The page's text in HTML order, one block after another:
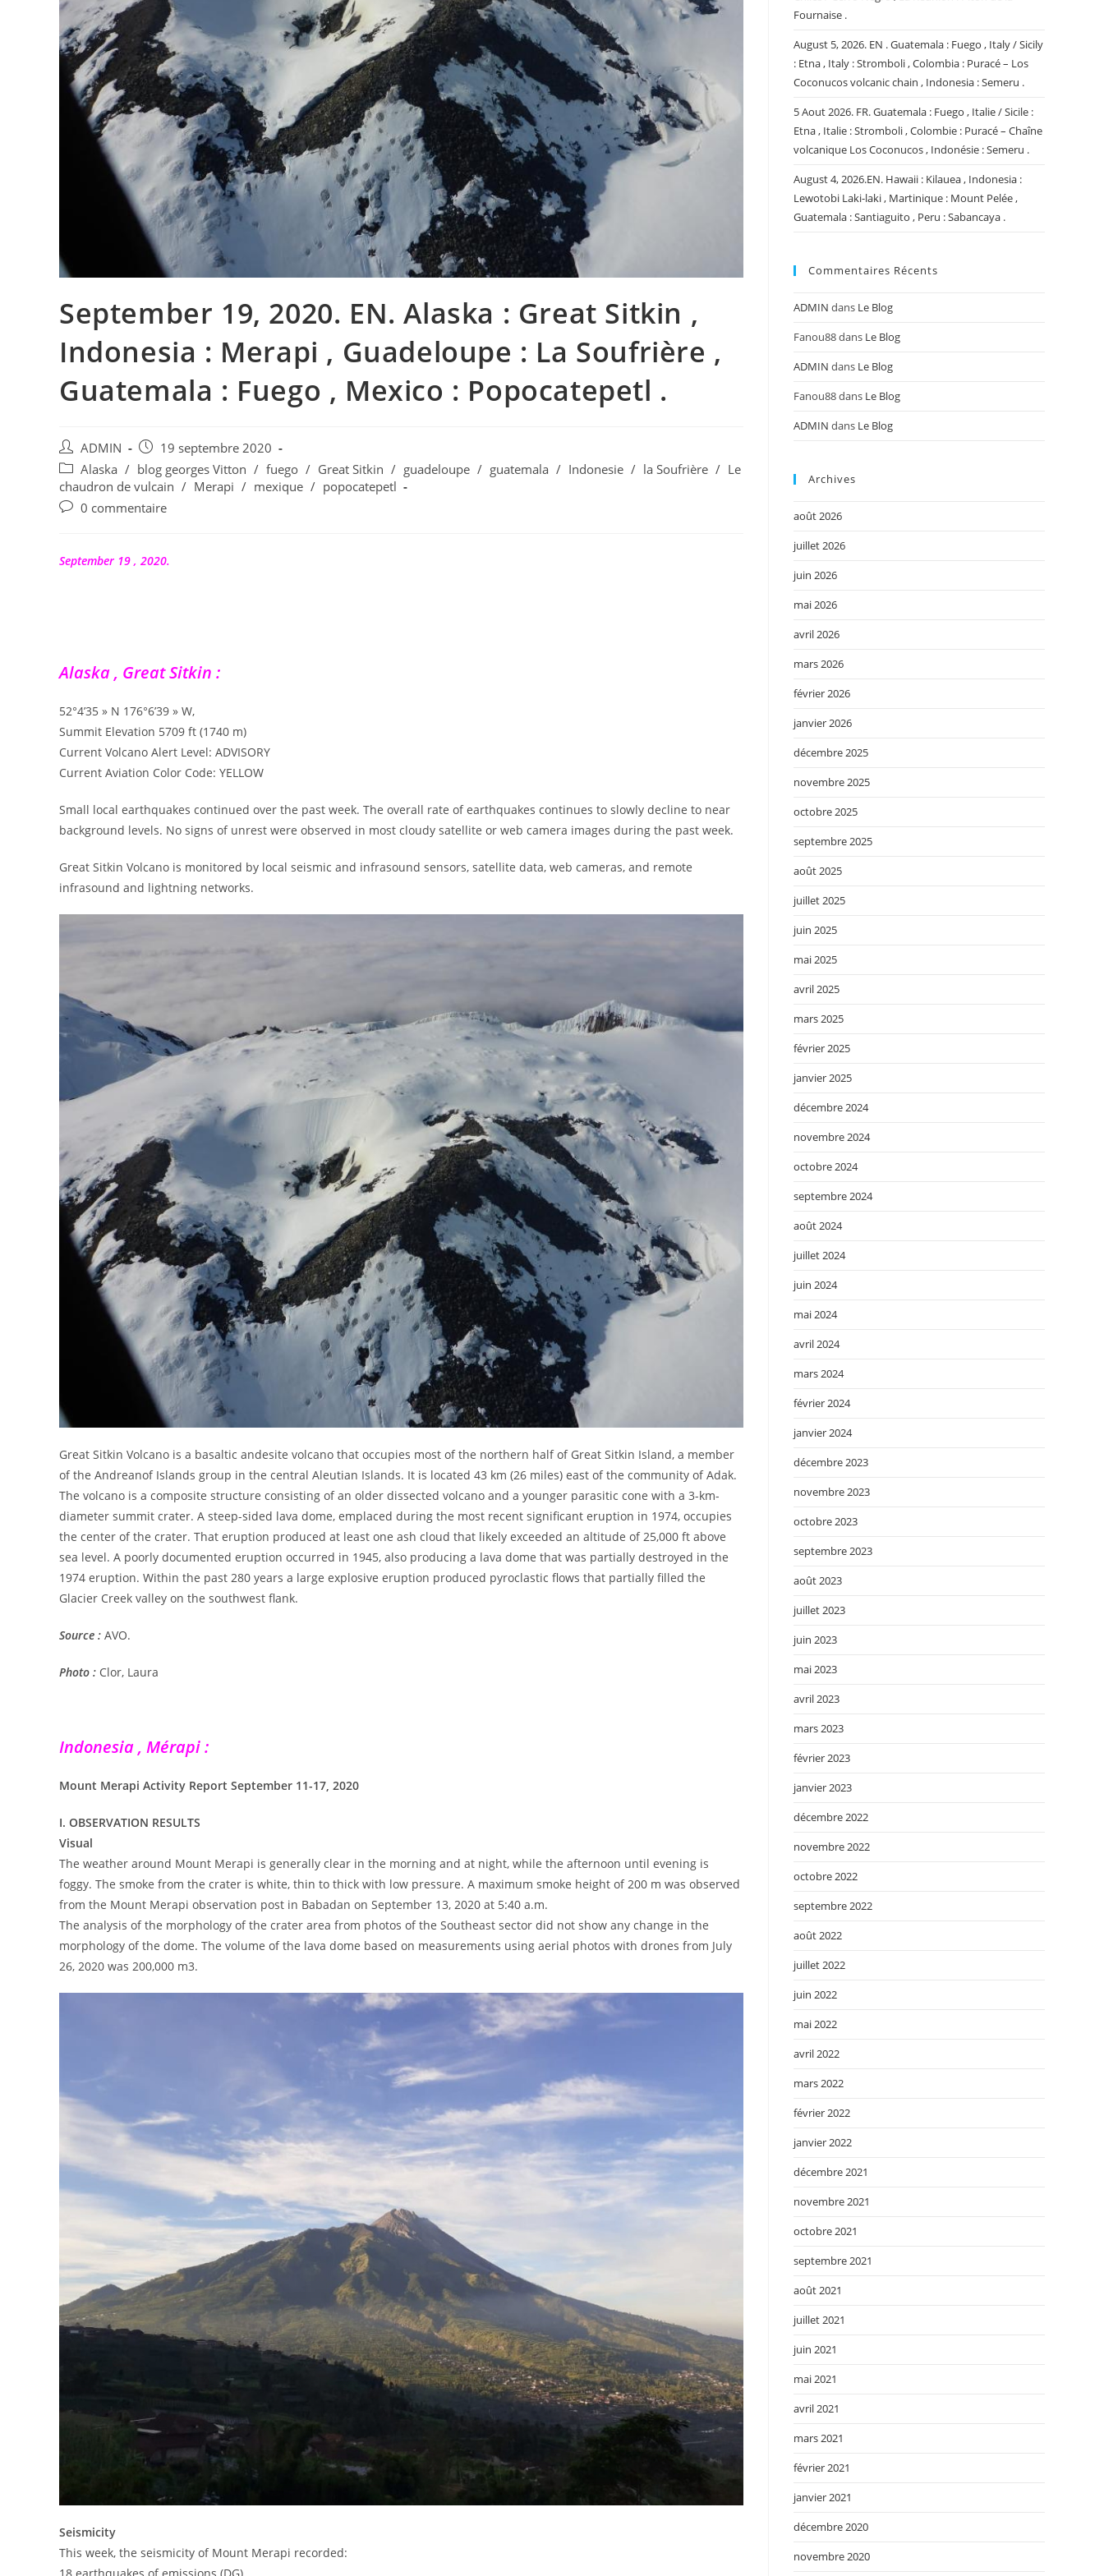
September 19, 2020. EN. Alaska : Great Sitkin ,
Indonesia : Merapi , Guadeloupe : La Soufrière ,
Guatemala : Fuego , Mexico : Popocatepetl .
Auteur/autrice
de
la
publication :
ADMIN
Publication
publiée :
19 septembre 2020
Post
category:
Alaska / blog georges Vitton / fuego / Great Sitkin / guadeloupe / guatemala / Indonesie / la Soufrière / Le
chaudron de vulcain / Merapi / mexique / popocatepetl
Commentaires
publication :
0 commentaire
September 19 , 2020.
Alaska , Great Sitkin :
52°4’35 » N 176°6’39 » W,
Summit Elevation 5709 ft (1740 m)
Current Volcano Alert Level: ADVISORY
Current Aviation Color Code: YELLOW
Small local earthquakes continued over the past week. The overall rate of earthquakes continues to slowly decline to near
background levels. No signs of unrest were observed in most cloudy satellite or web camera images during the past week.
Great Sitkin Volcano is monitored by local seismic and infrasound sensors, satellite data, web cameras, and remote
infrasound and lightning networks.
Great Sitkin Volcano is a basaltic andesite volcano that occupies most of the northern half of Great Sitkin Island, a member
of the Andreanof Islands group in the central Aleutian Islands. It is located 43 km (26 miles) east of the community of Adak.
The volcano is a composite structure consisting of an older dissected volcano and a younger parasitic cone with a 3-km-
diameter summit crater. A steep-sided lava dome, emplaced during the most recent significant eruption in 1974, occupies
the center of the crater. That eruption produced at least one ash cloud that likely exceeded an altitude of 25,000 ft above
sea level. A poorly documented eruption occurred in 1945, also producing a lava dome that was partially destroyed in the
1974 eruption. Within the past 280 years a large explosive eruption produced pyroclastic flows that partially filled the
Glacier Creek valley on the southwest flank.
Source : AVO.
Photo : Clor, Laura
Indonesia , Mérapi :
Mount Merapi Activity Report September 11-17, 2020
I. OBSERVATION RESULTS
Visual
The weather around Mount Merapi is generally clear in the morning and at night, while the afternoon until evening is
foggy. The smoke from the crater is white, thin to thick with low pressure. A maximum smoke height of 200 m was observed
from the Mount Merapi observation post in Babadan on September 13, 2020 at 5:40 a.m.
The analysis of the morphology of the crater area from photos of the Southeast sector did not show any change in the
morphology of the dome. The volume of the lava dome based on measurements using aerial photos with drones from July
26, 2020 was 200,000 m3.
Seismicity
This week, the seismicity of Mount Merapi recorded:
Fournaise .
August 5, 2026. EN . Guatemala : Fuego , Italy / Sicily
: Etna , Italy : Stromboli , Colombia : Puracé – Los
Coconucos volcanic chain , Indonesia : Semeru .
5 Aout 2026. FR. Guatemala : Fuego , Italie / Sicile :
Etna , Italie : Stromboli , Colombie : Puracé – Chaîne
volcanique Los Coconucos , Indonésie : Semeru .
August 4, 2026.EN. Hawaii : Kilauea , Indonesia :
Lewotobi Laki-laki , Martinique : Mount Pelée ,
Guatemala : Santiaguito , Peru : Sabancaya .
Commentaires Récents
ADMIN dans Le Blog
Fanou88dans Le Blog
ADMIN dans Le Blog
Fanou88dans Le Blog
ADMIN dans Le Blog
Archives
août 2026
juillet 2026
juin 2026
mai 2026
avril 2026
mars 2026
février 2026
janvier 2026
décembre 2025
novembre 2025
octobre 2025
septembre 2025
août 2025
juillet 2025
juin 2025
mai 2025
avril 2025
mars 2025
février 2025
janvier 2025
décembre 2024
novembre 2024
octobre 2024
septembre 2024
août 2024
juillet 2024
juin 2024
mai 2024
avril 2024
mars 2024
février 2024
janvier 2024
décembre 2023
novembre 2023
octobre 2023
septembre 2023
août 2023
juillet 2023
juin 2023
mai 2023
avril 2023
mars 2023
février 2023
janvier 2023
décembre 2022
novembre 2022
octobre 2022
septembre 2022
août 2022
juillet 2022
juin 2022
mai 2022
avril 2022
mars 2022
février 2022
janvier 2022
décembre 2021
novembre 2021
octobre 2021
septembre 2021
août 2021
juillet 2021
juin 2021
mai 2021
avril 2021
mars 2021
février 2021
janvier 2021
décembre 2020
novembre 2020